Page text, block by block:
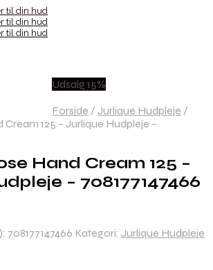
Udsalg 15%
Forside / Jurlique Hudpleje /
125 – Jurlique Hudpleje –
Hand Cream 125 –
– 708177147466
708177147466 Kategori: Jurlique Hudpleje